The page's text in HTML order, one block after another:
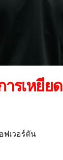
รเหยียด
ฟเวอร์ตัน